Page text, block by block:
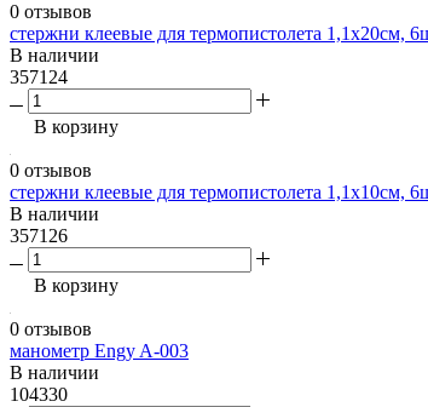
0 отзывов
стержни клеевые для термопистолета 1,1х20см,
В наличии
357124
В корзину
0 отзывов
стержни клеевые для термопистолета 1,1х10см,
В наличии
357126
В корзину
0 отзывов
манометр Engy A-003
В наличии
104330